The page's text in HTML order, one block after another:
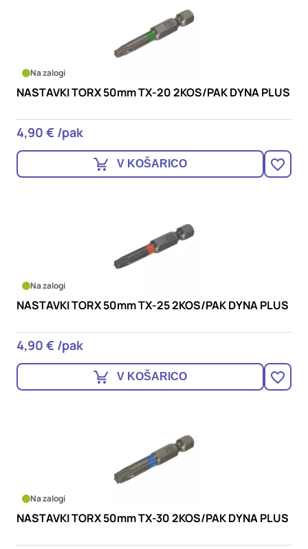
Na zalogi
NASTAVKI TORX 50mm TX-20 2KOS/PAK DYNA PLUS
4,90 € /pak
V KOŠARICO
Na zalogi
NASTAVKI TORX 50mm TX-25 2KOS/PAK DYNA PLUS
4,90 € /pak
V KOŠARICO
Na zalogi
NASTAVKI TORX 50mm TX-30 2KOS/PAK DYNA PLUS